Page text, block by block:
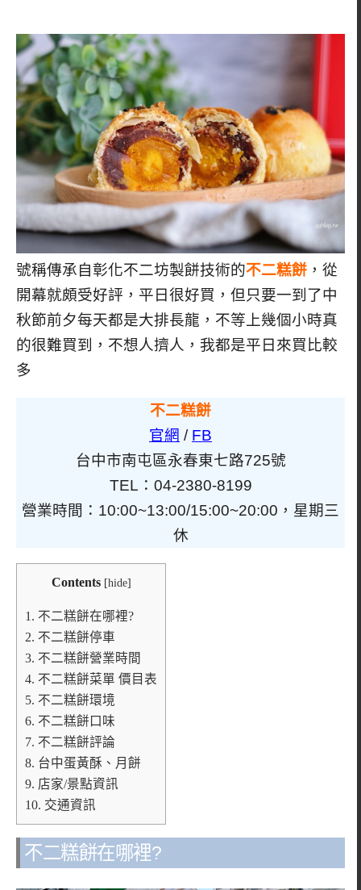
號稱傳承自彰化不二坊製餅技術的不二糕餅 ，從
開幕就頗受好評，平日很好買，但只要一到了中
秋節前夕每天都是大排長龍，不等上幾個小時真
的很難買到，不想人擠人，我都是平日來買比較
多
不二糕餅
官網 / FB
台中市南屯區永春東七路725號
TEL：04-2380-8199
營業時間：10:00~13:00/15:00~20:00，星期三
休
Contents [hide]
1. 不二糕餅在哪裡?
2. 不二糕餅停車
3. 不二糕餅營業時間
4. 不二糕餅菜單 價目表
5. 不二糕餅環境
6. 不二糕餅口味
7. 不二糕餅評論
8. 台中蛋黃酥、月餅
9. 店家/景點資訊
10. 交通資訊
不二糕餅在哪裡?